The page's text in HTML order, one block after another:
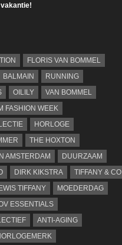
FLORIS VAN BOMMEL
BALMAIN
RUNNING
OILILY
VAN BOMMEL
FASHION WEEK
HORLOGE
THE HOXTON
AMSTERDAM
DUURZAAM
DIRK KIKSTRA
TIFFANY & CO
TIFFANY
MOEDERDAG
ESSENTIALS
ANTI-AGING